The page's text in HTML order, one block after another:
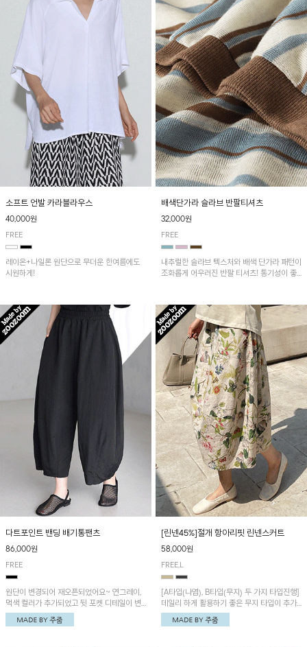
소프트 언발 카라블라우스
40,000원
FREE
레이온+나일론 원단으로 무더운 한여름에도
시원하게!
배색단가라 슬라브 반팔티셔츠
32,000원
FREE
내추럴한 슬라브 텍스처와 배색 단가라 패턴이
조화롭게 어우러진 반팔 티셔츠! 통기성이 좋
다트포인트 밴딩 배기통팬츠
86,000원
FREE
원단이 변경되어 재오픈되었어요~ 연그레이,
먹색 컬러가 추가되었고 뒷 포켓 디테일이 변
경되었습니다~가볍고 시원하게 착용되는 배
기통팬츠! 허리밴딩과 여유로운 통으로 편안해
[린넨45%]절개 항아리핏 린넨스커트
58,000원
FREE,L
[A타입(나염), B타입(무지) 두 가지 타입진행]
데일리 하게 활용하기 좋은 무지 타입이 추가
되었어요~ 볼륨감 있는 항아리핏 실루엣이 유
니크하며 포켓디테일이 POINT!